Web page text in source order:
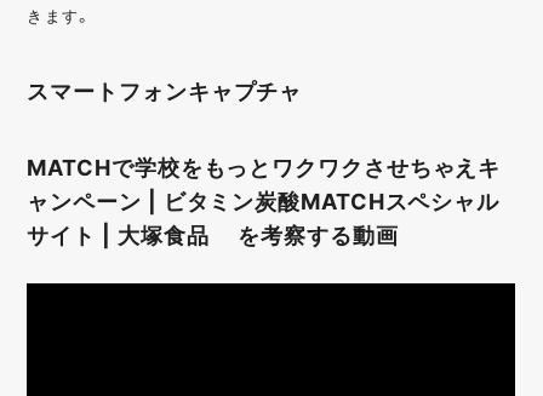
きます。
スマートフォンキャプチャ
MATCHで学校をもっとワクワクさせちゃえキ
ャンペーン | ビタミン炭酸MATCHスペシャル
サイト | 大塚食品 を考察する動画